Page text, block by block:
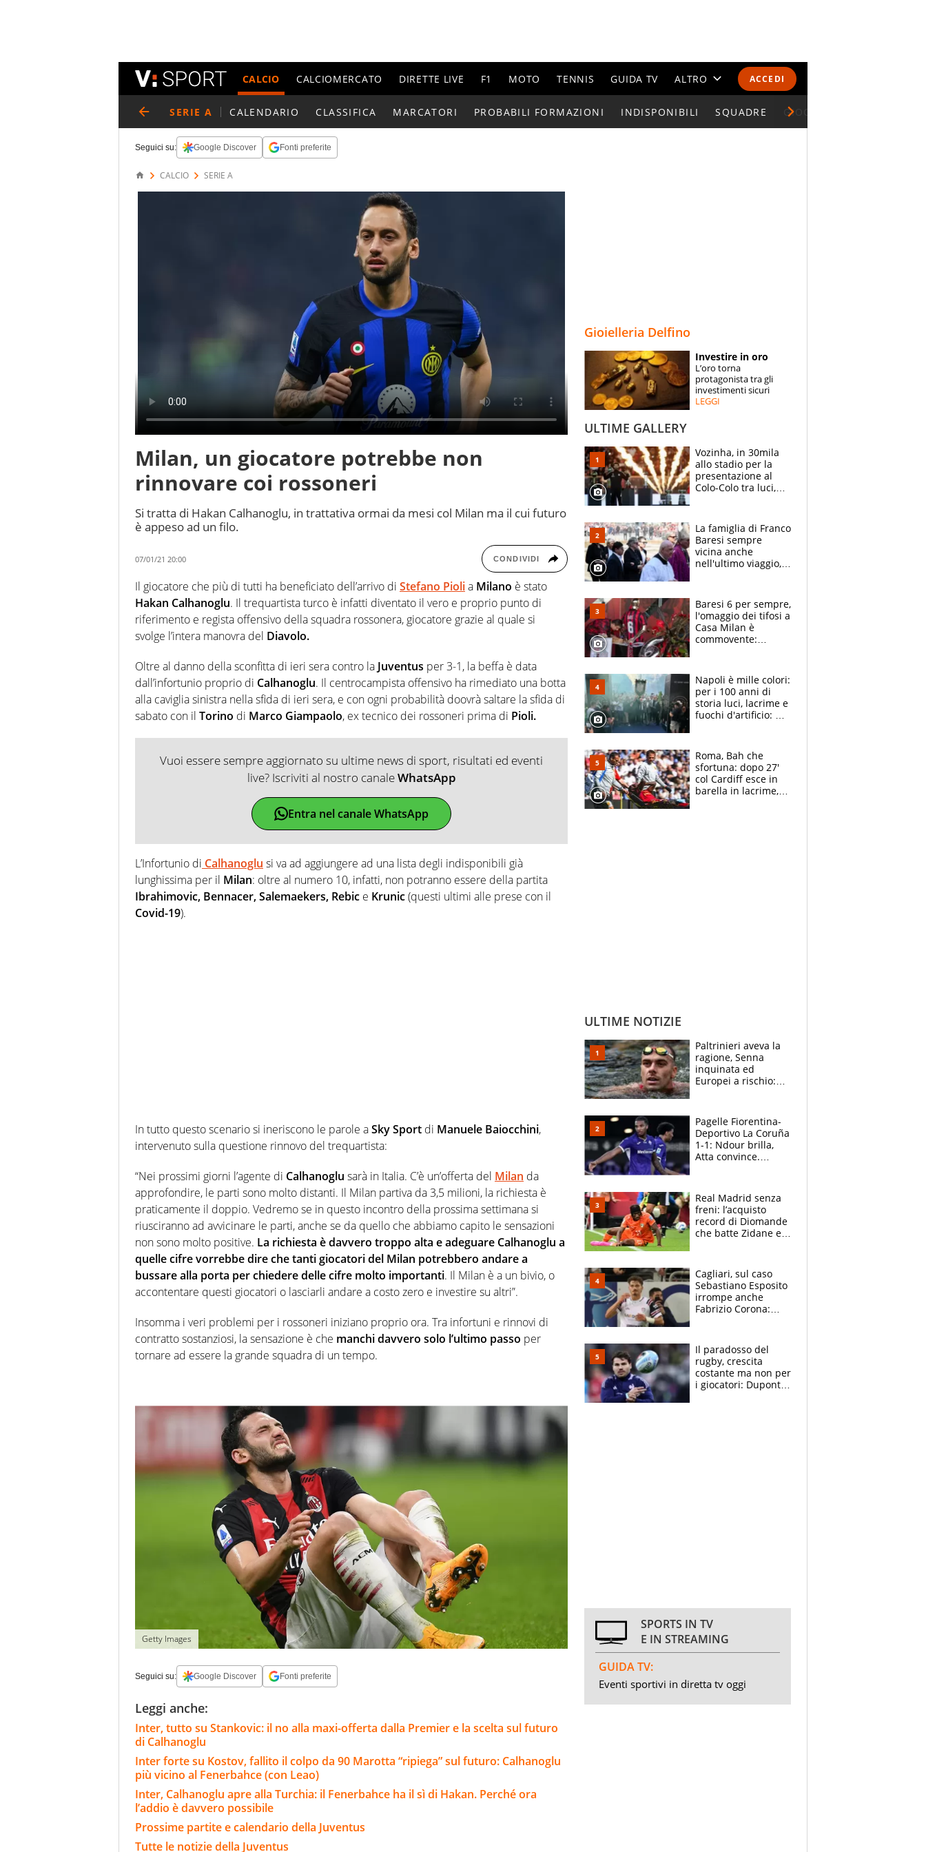
ACCEDI
CALCIO CALCIOMERCATO DIRETTE LIVE F1 MOTO TENNIS GUIDA TV ALTRO
CALENDARI E CLASSIFICHE
ESPERTI
CONTATTI
SERIE A CALENDARIO CLASSIFICA MARCATORI PROBABILI FORMAZIONI INDISPONIBILI SQUADRE GIOCATORI SERIE A
Seguici su: Google Discover Fonti preferite
CALCIO SERIE A
Milan, un giocatore potrebbe non
rinnovare coi rossoneri
Si tratta di Hakan Calhanoglu, in trattativa ormai da mesi col Milan ma il cui futuro
è appeso ad un filo.
07/01/21 20:00 CONDIVIDI
Il giocatore che più di tutti ha beneficiato dell’arrivo di Stefano Piolia Milano è stato
Hakan Calhanoglu. Il trequartista turco è infatti diventato il vero e proprio punto di
riferimento e regista offensivo della squadra rossonera, giocatore grazie al quale si
svolge l’intera manovra del Diavolo.
Oltre al danno della sconfitta di ieri sera contro la Juventus per 3-1, la beffa è data
dall’infortunio proprio di Calhanoglu. Il centrocampista offensivo ha rimediato una botta
alla caviglia sinistra nella sfida di ieri sera, e con ogni probabilità doovrà saltare la sfida di
sabato con il Torino di Marco Giampaolo, ex tecnico dei rossoneri prima di Pioli.
Vuoi essere sempre aggiornato su ultime news di sport, risultati ed eventi
live? Iscriviti al nostro canaleWhatsApp
Entra nel canale WhatsApp
L’Infortunio di Calhanoglu si va ad aggiungere ad una lista degli indisponibili già
lunghissima per il Milan: oltre al numero 10, infatti, non potranno essere della partita
Ibrahimovic, Bennacer, Salemaekers, Rebic e Krunic(questi ultimi alle prese con il
Covid-19).
In tutto questo scenario si ineriscono le parole aSky Sport di Manuele Baiocchini,
intervenuto sulla questione rinnovo del trequartista:
“Nei prossimi giorni l’agente di Calhanoglu sarà in Italia. C’è un’offerta del Milan da
approfondire, le parti sono molto distanti. Il Milan partiva da 3,5 milioni, la richiesta è
praticamente il doppio. Vedremo se in questo incontro della prossima settimana si
riusciranno ad avvicinare le parti, anche se da quello che abbiamo capito le sensazioni
non sono molto positive. La richiesta è davvero troppo alta e adeguare Calhanoglu a
quelle cifre vorrebbe dire che tanti giocatori del Milan potrebbero andare a
bussare alla porta per chiedere delle cifre molto importanti. Il Milan è a un bivio, o
accontentare questi giocatori o lasciarli andare a costo zero e investire su altri”.
Insomma i veri problemi per i rossoneri iniziano proprio ora. Tra infortuni e rinnovi di
contratto sostanziosi, la sensazione è che manchi davvero solo l’ultimo passo per
tornare ad essere la grande squadra di un tempo.
Getty Images
Seguici su: Google Discover Fonti preferite
Leggi anche:
Inter, tutto su Stankovic: il no alla maxi-offerta dalla Premier e la scelta sul futuro
di Calhanoglu
Inter forte su Kostov, fallito il colpo da 90 Marotta “ripiega” sul futuro: Calhanoglu
più vicino al Fenerbahce (con Leao)
Inter, Calhanoglu apre alla Turchia: il Fenerbahce ha il sì di Hakan. Perché ora
l’addio è davvero possibile
Prossime partite e calendario della Juventus
Tutte le notizie della Juventus
Gioielleria Delfino
Investire in oro
L’oro torna
protagonista tra gli
investimenti sicuri
LEGGI
ULTIME GALLERY
Vozinha, in 30mila
allo stadio per la
presentazione al
Colo-Colo tra luci,
La famiglia di Franco
Baresi sempre
vicina anche
nell'ultimo viaggio,
circondati
dall'affetto dei tifosi
Baresi 6 per sempre,
l'omaggio dei tifosi a
Casa Milan è
commovente:
bigliettini
Napoli è mille colori:
per i 100 anni di
storia luci, lacrime e
fuochi d'artificio: De
Roma, Bah che
sfortuna: dopo 27'
col Cardiff esce in
barella in lacrime,
ULTIME NOTIZIE
Paltrinieri aveva la
ragione, Senna
inquinata ed
Europei a rischio:
adesso
Pagelle Fiorentina-
Deportivo La Coruña
1-1: Ndour brilla,
Atta convince.
Real Madrid senza
freni: l’acquisto
record di Diomande
che batte Zidane e
Cagliari, sul caso
Sebastiano Esposito
irrompe anche
Fabrizio Corona:
prove”
Il paradosso del
rugby, crescita
costante ma non per
i giocatori: Dupont
SPORTS IN TV
E IN STREAMING
GUIDA TV:
Eventi sportivi in diretta tv oggi